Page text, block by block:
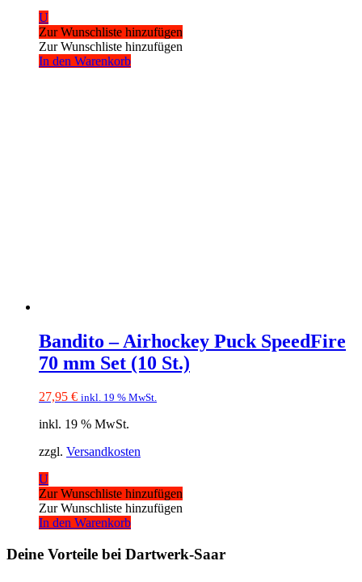
U
Zur Wunschliste hinzufügen
Zur Wunschliste hinzufügen
In den Warenkorb
Bandito – Airhockey Puck SpeedFire
70 mm Set (10 St.)
27,95 € inkl. 19 % MwSt.
inkl. 19 % MwSt.
zzgl. Versandkosten
U
Zur Wunschliste hinzufügen
Zur Wunschliste hinzufügen
In den Warenkorb
Deine Vorteile bei Dartwerk-Saar